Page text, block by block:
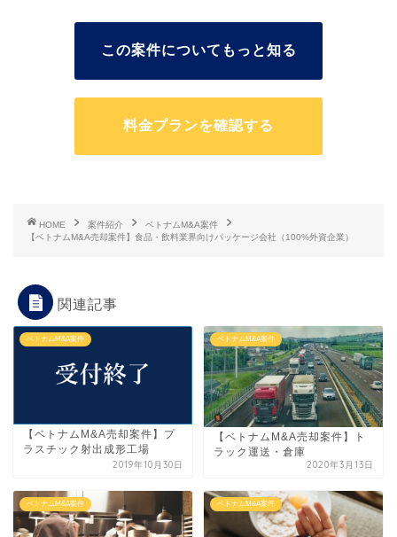
この案件についてもっと知る
料金プランを確認する
HOME 案件紹介
ベトナムM&A案件
【ベトナムM&A売却案件】食品・飲料業界向けパッケージ会社（100%外資企業）
関連記事
ベトナムM&A案件
【ベトナムM&A売却案件】プ
ラスチック射出成形工場
2019年10月30日
ベトナムM&A案件
【ベトナムM&A売却案件】ト
ラック運送・倉庫
2020年3月13日
ベトナムM&A案件 ベトナムM&A案件